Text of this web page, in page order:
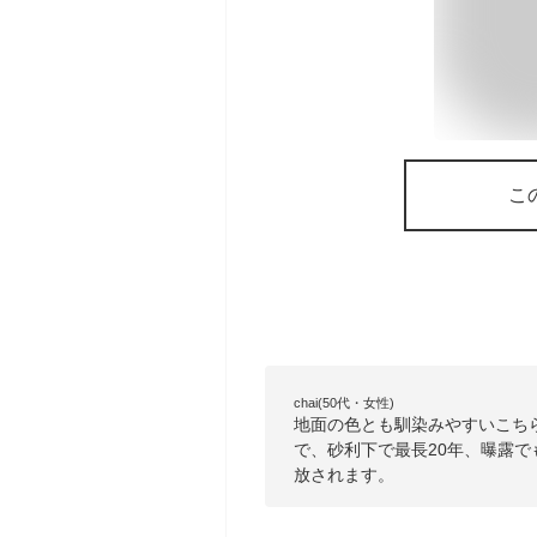
こ
chai(50代・女性)
地面の色とも馴染みやすいこ
で、砂利下で最長20年、曝露
放されます。